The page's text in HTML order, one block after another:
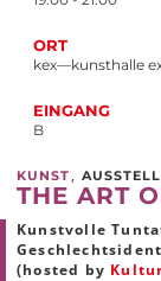
ORT
kex—kunsthalle
EINGANG
B
KUNST ,
THE ART
Kunstvolle
(hosted by